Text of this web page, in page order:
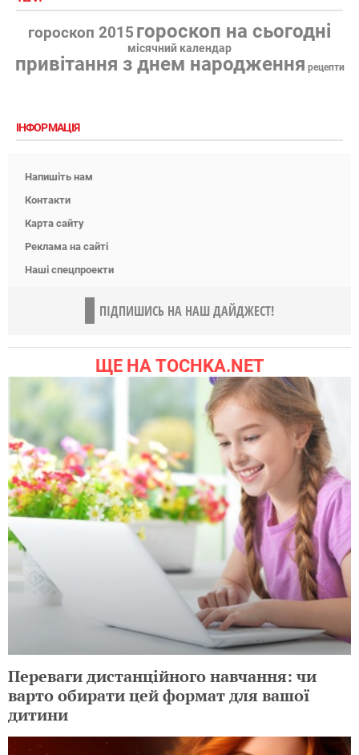
гороскоп 2015 гороскоп на сьогодні
місячний календар
привітання з днем народження рецепти
ІНФОРМАЦІЯ
Напишіть нам
Контакти
Карта сайту
Реклама на сайті
Наші спецпроекти
ПІДПИШИСЬ НА НАШ ДАЙДЖЕСТ!
ЩЕ НА TOCHKA.NET
Переваги дистанційного навчання: чи
варто обирати цей формат для вашої
дитини